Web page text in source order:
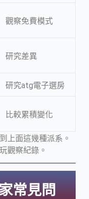
觀察免費模式
研究差異
研究atg電子選房
比較累積變化
上面這幾種派系。
觀察紀錄。
常見問